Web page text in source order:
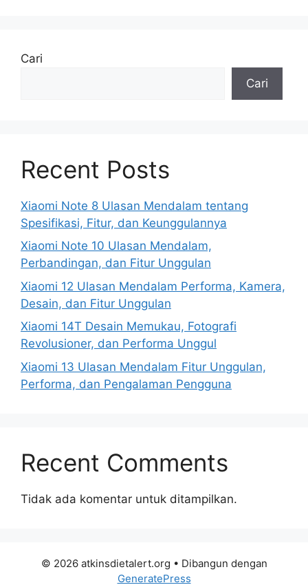
Cari
Cari
Recent Posts
Xiaomi Note 8 Ulasan Mendalam tentang
Spesifikasi, Fitur, dan Keunggulannya
Xiaomi Note 10 Ulasan Mendalam,
Perbandingan, dan Fitur Unggulan
Xiaomi 12 Ulasan Mendalam Performa, Kamera,
Desain, dan Fitur Unggulan
Xiaomi 14T Desain Memukau, Fotografi
Revolusioner, dan Performa Unggul
Xiaomi 13 Ulasan Mendalam Fitur Unggulan,
Performa, dan Pengalaman Pengguna
Recent Comments
Tidak ada komentar untuk ditampilkan.
© 2026 atkinsdietalert.org • Dibangun dengan
GeneratePress